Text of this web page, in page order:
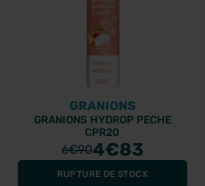
GRANIONS
GRANIONS HYDROP PECHE
CPR20
6€904€83
RUPTURE DE STOCK